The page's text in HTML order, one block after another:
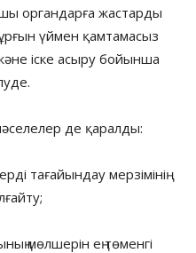
органдарға жастарды
үймен қамтамасыз
іске асыру бойынша
де қаралды:
тағайындау мерзімінің
мөлшерін ең төменгі